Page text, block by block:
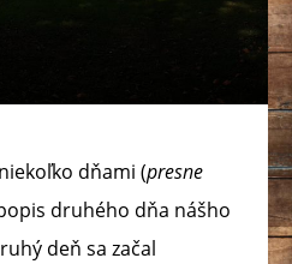
dňami (presne
druhého dňa nášho
deň sa začal